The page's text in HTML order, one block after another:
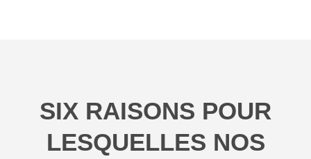
SIX RAISONS POUR
LESQUELLES NOS